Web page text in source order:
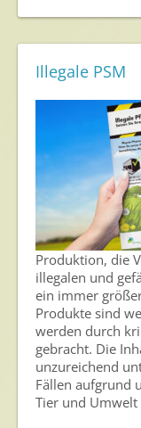
Illegale PSM
Produktion, die
illegalen und
ein immer
Produkte sind
werden durch
gebracht. Die
unzureichend
Fällen aufgrund
Tier und